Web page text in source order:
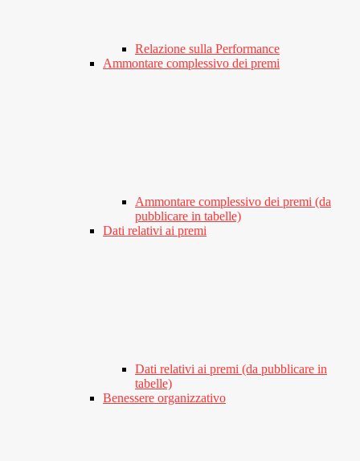
Relazione sulla Performance
Ammontare complessivo dei premi
Ammontare complessivo dei premi (da
pubblicare in tabelle)
Dati relativi ai premi
Dati relativi ai premi (da pubblicare in
tabelle)
Benessere organizzativo